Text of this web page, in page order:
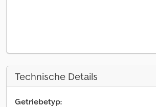
Technische Details
Getriebetyp: